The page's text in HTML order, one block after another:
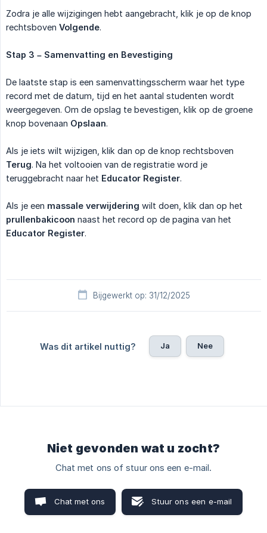
Zodra je alle wijzigingen hebt aangebracht, klik je op de knop
rechtsboven Volgende.
Stap 3 – Samenvatting en Bevestiging
De laatste stap is een samenvattingsscherm waar het type
record met de datum, tijd en het aantal studenten wordt
weergegeven. Om de opslag te bevestigen, klik op de groene
knop bovenaan Opslaan.
Als je iets wilt wijzigen, klik dan op de knop rechtsboven
Terug. Na het voltooien van de registratie word je
teruggebracht naar het Educator Register.
Als je een massale verwijdering wilt doen, klik dan op het
prullenbakicoon naast het record op de pagina van het
Educator Register.
Bijgewerkt op: 31/12/2025
Was dit artikel nuttig? Ja Nee
Niet gevonden wat u zocht?
Chat met ons of stuur ons een e-mail.
Chat met ons Stuur ons een e-mail